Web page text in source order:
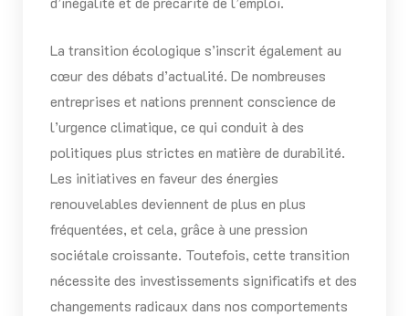
La transition écologique s’inscrit également au
cœur des débats d’actualité. De nombreuses
entreprises et nations prennent conscience de
l’urgence climatique, ce qui conduit à des
politiques plus strictes en matière de durabilité.
Les initiatives en faveur des énergies
renouvelables deviennent de plus en plus
fréquentées, et cela, grâce à une pression
sociétale croissante. Toutefois, cette transition
nécessite des investissements significatifs et des
changements radicaux dans nos comportements